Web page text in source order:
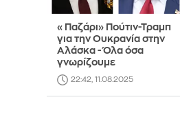
«Παζάρι» Πούτιν-Τραμπ
για την Ουκρανία στην
Αλάσκα - Όλα όσα
γνωρίζουμε
22:42, 11.08.2025